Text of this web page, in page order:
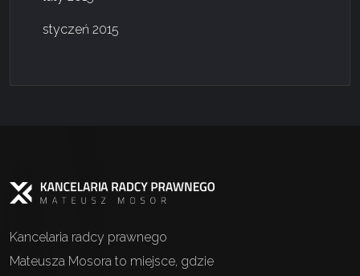
styczeń 2015
Kancelaria radcy prawnego
Mateusza Mosora to miejsce, gdzie